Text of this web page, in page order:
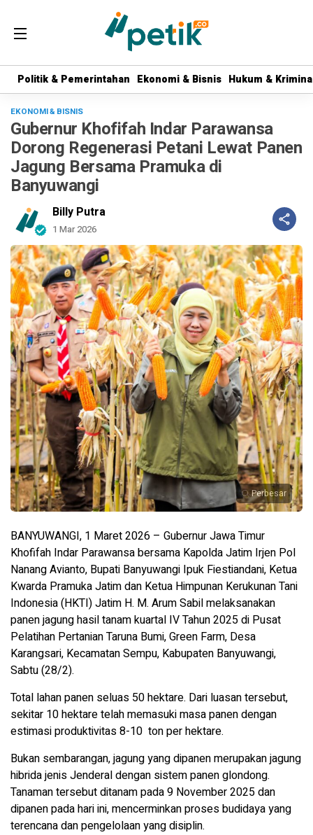
Politik & Pemerintahan Ekonomi & Bisnis Hukum &
Politik & Pemerintahan Ekonomi & Bisnis Hukum &
EKONOMI & BISNIS
Gubernur Khofifah Indar Parawansa
Dorong Regenerasi Petani Lewat Panen
Jagung Bersama Pramuka di
Banyuwangi
Billy Putra
1 Mar 2026
Perbesar
BANYUWANGI, 1 Maret 2026 – Gubernur Jawa Timur
Khofifah Indar Parawansa bersama Kapolda Jatim Irjen Pol
Nanang Avianto, Bupati Banyuwangi Ipuk Fiestiandani, Ketua
Kwarda Pramuka Jatim dan Ketua Himpunan Kerukunan Tani
Indonesia (HKTI) Jatim H. M. Arum Sabil melaksanakan
panen jagung hasil tanam kuartal IV Tahun 2025 di Pusat
Pelatihan Pertanian Taruna Bumi, Green Farm, Desa
Karangsari, Kecamatan Sempu, Kabupaten Banyuwangi,
Sabtu (28/2).
Total lahan panen seluas 50 hektare. Dari luasan tersebut,
sekitar 10 hektare telah memasuki masa panen dengan
estimasi produktivitas 8-10 ton per hektare.
Bukan sembarangan, jagung yang dipanen merupakan jagung
hibrida jenis Jenderal dengan sistem panen glondong.
Tanaman tersebut ditanam pada 9 November 2025 dan
dipanen pada hari ini, mencerminkan proses budidaya yang
terencana dan pengelolaan yang disiplin.